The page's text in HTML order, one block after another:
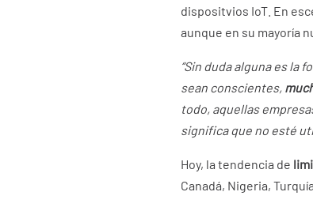
dispositvios IoT. En
aunque en su mayoría
“Sin duda alguna es la
sean conscientes,
todo, aquellas
significa que no esté
Hoy, la tendencia de
Canadá, Nigeria,